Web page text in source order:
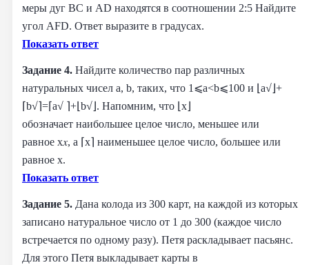
меры дуг BC и AD находятся в соотношении 2:5 Найдите
угол AFD. Ответ выразите в градусах.
Показать ответ
Задание 4. Найдите количество пар различных
натуральных чисел a, b, таких, что 1⩽a<b⩽100 и ⌊a√⌋+
⌈b√⌉=⌈a√ ⌉+⌊b√⌋. Напомним, что ⌊x⌋
обозначает наибольшее целое число, меньшее или
равное x𝑥, а ⌈x⌉ наименьшее целое число, большее или
равное x.
Показать ответ
Задание 5. Дана колода из 300 карт, на каждой из которых
записано натуральное число от 1 до 300 (каждое число
встречается по одному разу). Петя раскладывает пасьянс.
Для этого Петя выкладывает карты в